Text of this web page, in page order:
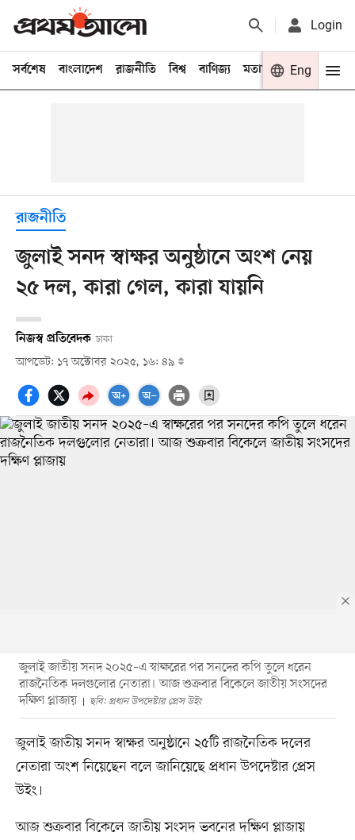
Login
সর্বশেষ বাংলাদেশ রাজনীতি বিশ্ব বাণিজ্য মতামত খেলা
Eng
রাজনীতি
জুলাই সনদ স্বাক্ষর অনুষ্ঠানে অংশ নেয়
২৫ দল, কারা গেল, কারা যায়নি
নিজস্ব প্রতিবেদক ঢাকা
আপডেট: ১৭ অক্টোবর ২০২৫, ১৬: ৪৯
জুলাই জাতীয় সনদ ২০২৫–এ স্বাক্ষরের পর সনদের কপি তুলে ধরেন
রাজনৈতিক দলগুলোর নেতারা। আজ শুক্রবার বিকেলে জাতীয় সংসদের
দক্ষিণ প্লাজায়
ছবি: প্রধান উপদেষ্টার প্রেস উইং
জুলাই জাতীয় সনদ স্বাক্ষর অনুষ্ঠানে ২৫টি রাজনৈতিক দলের
নেতারা অংশ নিয়েছেন বলে জানিয়েছে প্রধান উপদেষ্টার প্রেস
উইং।
আজ শুক্রবার বিকেলে জাতীয় সংসদ ভবনের দক্ষিণ প্লাজায়